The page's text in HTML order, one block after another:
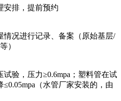
安排，提前预约
情况进行记录、备案（原始基层/
）
验，压力≥0.6mpa；塑料管在试
（水管厂家安装的，由